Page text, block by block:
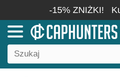
-15% ZNIŻKI!